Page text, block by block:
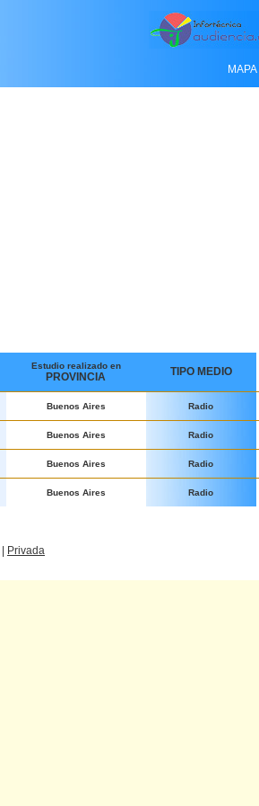
Estudio realizado en
PROVINCIA TIPO MEDIO
Buenos Aires Radio
Buenos Aires Radio
Buenos Aires Radio
Buenos Aires Radio
Privada